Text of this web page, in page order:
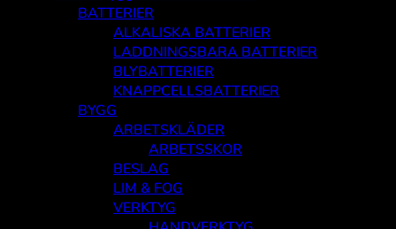
BATTERIER
ALKALISKA BATTERIER
LADDNINGSBARA BATTERIER
BLYBATTERIER
KNAPPCELLSBATTERIER
BYGG
ARBETSKLÄDER
ARBETSSKOR
BESLAG
LIM & FOG
VERKTYG